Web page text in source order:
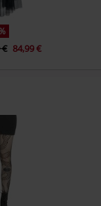
€ 84,99 €